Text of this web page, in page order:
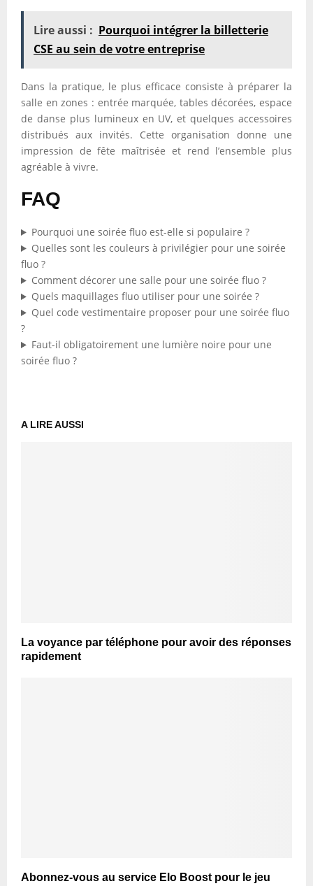
Lire aussi : Pourquoi intégrer la billetterie
CSE au sein de votre entreprise
Dans la pratique, le plus efficace consiste à préparer la
salle en zones : entrée marquée, tables décorées, espace
de danse plus lumineux en UV, et quelques accessoires
distribués aux invités. Cette organisation donne une
impression de fête maîtrisée et rend l’ensemble plus
agréable à vivre.
FAQ
Pourquoi une soirée fluo est-elle si populaire ?
Quelles sont les couleurs à privilégier pour une soirée
fluo ?
Comment décorer une salle pour une soirée fluo ?
Quels maquillages fluo utiliser pour une soirée ?
Quel code vestimentaire proposer pour une soirée fluo
?
Faut-il obligatoirement une lumière noire pour une
soirée fluo ?
A LIRE AUSSI
La voyance par téléphone pour avoir des réponses
rapidement
Abonnez-vous au service Elo Boost pour le jeu